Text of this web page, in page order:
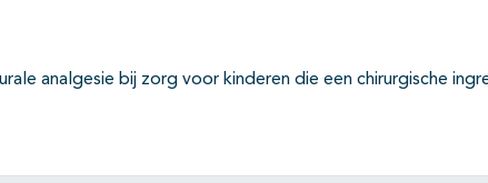
analgesie bij zorg voor kinderen die een chirurgische